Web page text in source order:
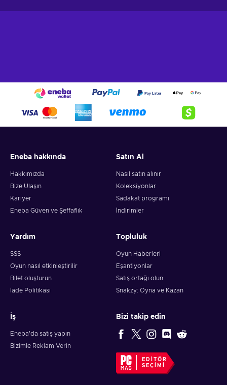
Eneba hakkında
Hakkımızda
Bize Ulaşın
Kariyer
Eneba Güven ve Şeffaflık
Satın Al
Nasıl satın alınır
Koleksiyonlar
Sadakat programı
İndirimler
Yardım
SSS
Oyun nasıl etkinleştirilir
Bilet oluşturun
İade Politikası
Topluluk
Oyun Haberleri
Eşantiyonlar
Satış ortağı olun
Snakzy: Oyna ve Kazan
İş
Eneba'da satış yapın
Bizimle Reklam Verin
Bizi takip edin
EDITÖR
SEÇIMI